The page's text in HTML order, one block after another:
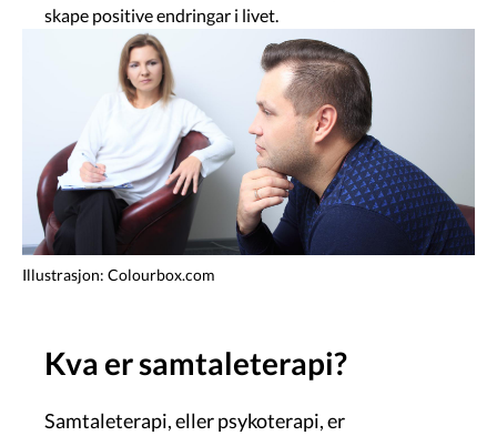
skape positive endringar i livet.
Illustrasjon: Colourbox.com
Kva er samtaleterapi?
Samtaleterapi, eller psykoterapi, er